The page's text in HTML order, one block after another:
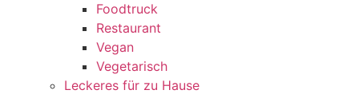
Foodtruck
Restaurant
Vegan
Vegetarisch
Leckeres für zu Hause